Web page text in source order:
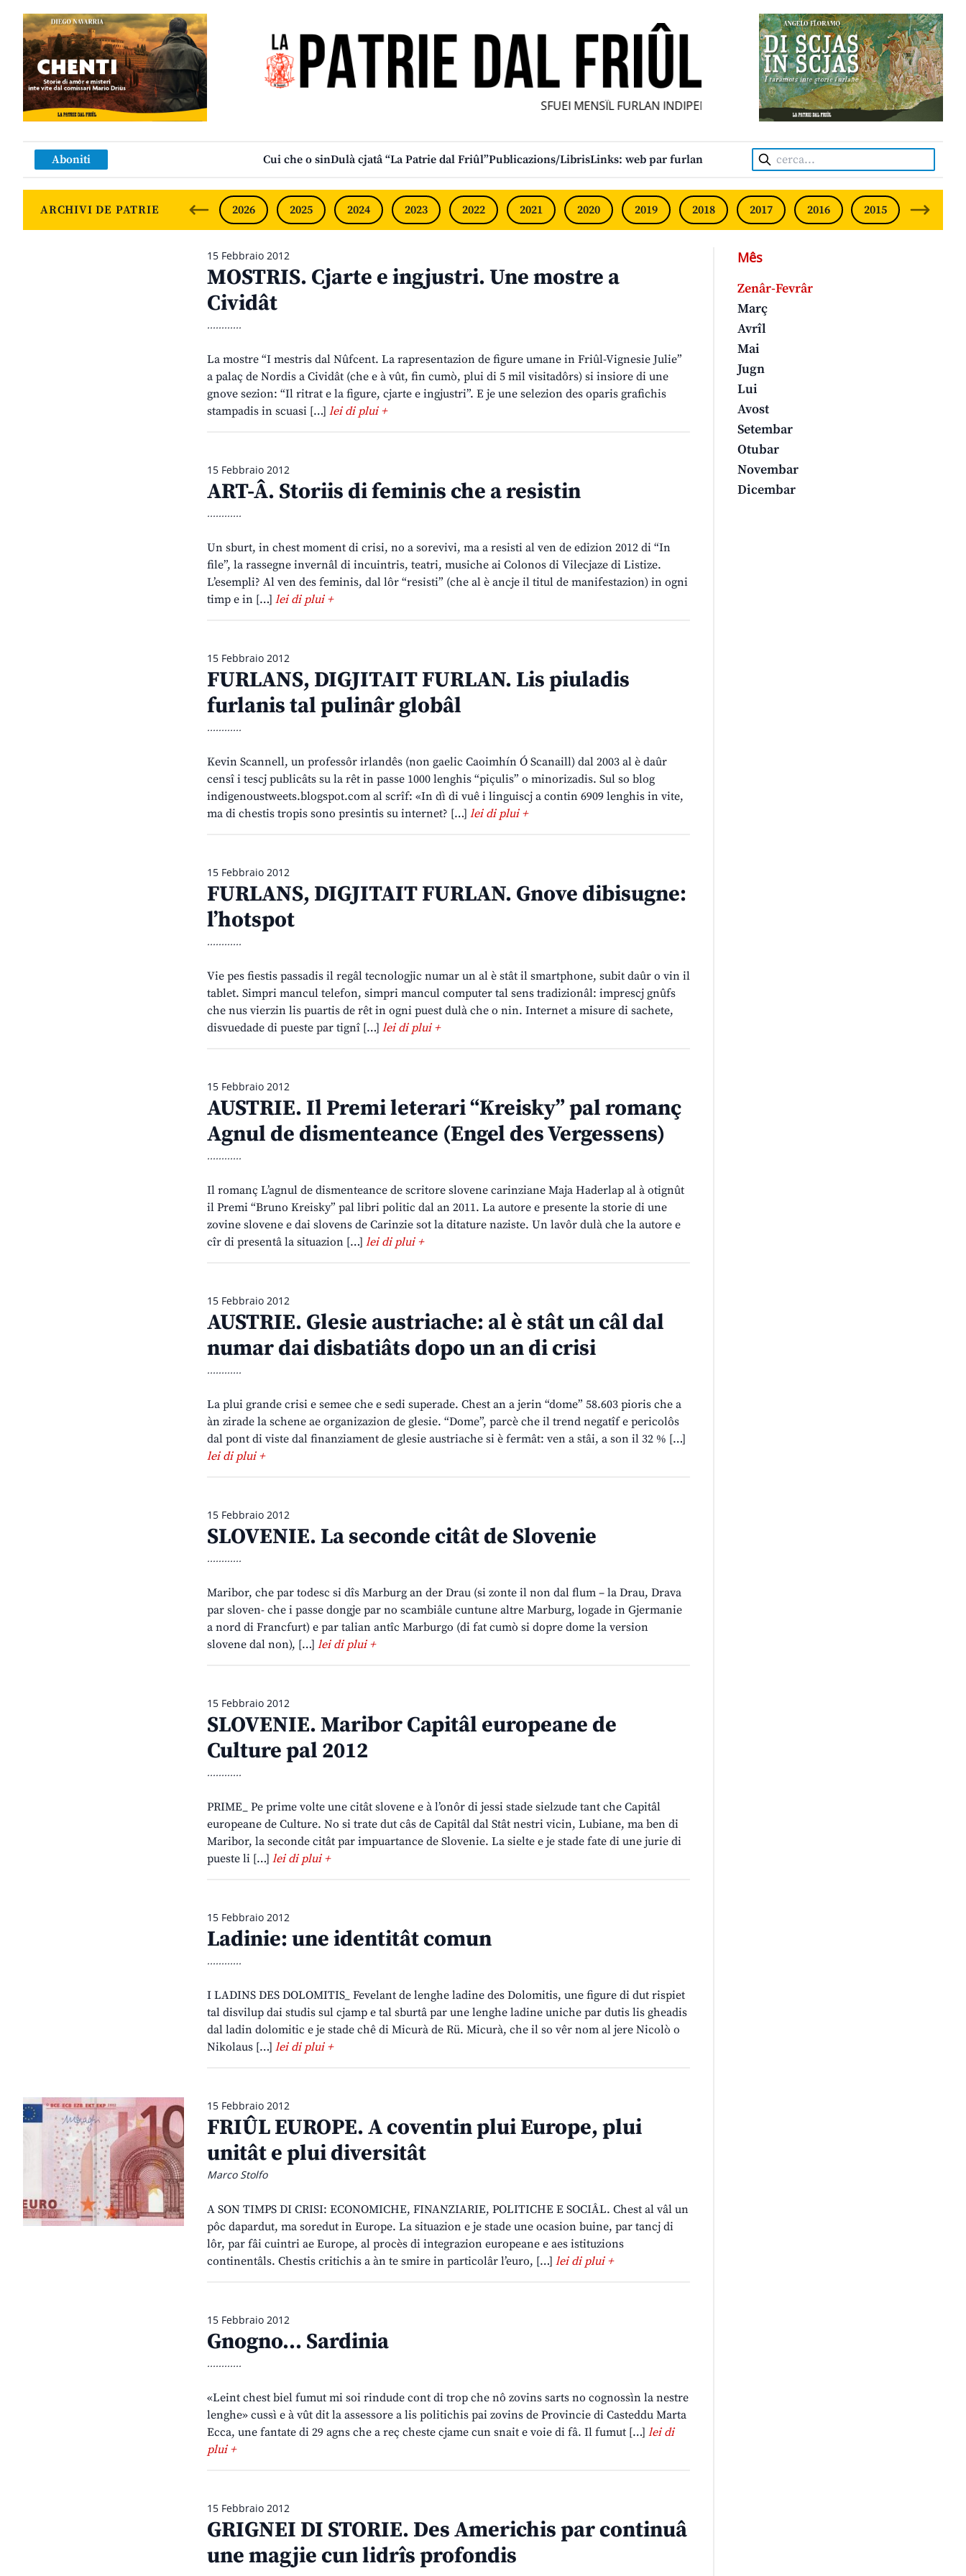
SFUEI MENSÎL FURLAN INDIPENDENT • INDEPENDENT FRIULIAN MONTHLY •
Aboniti Cui che o sinDulà cjatâ “La Patrie dal Friûl”Publicazions/LibrisLinks: web par furlan Cerca:
ARCHIVI DE PATRIE 2026 2025 2024 2023 2022 2021 2020 2019 2018 2017 2016 2015 2014
15 Febbraio 2012
MOSTRIS. Cjarte e ingjustri. Une mostre a
Cividât
............
La mostre “I mestris dal Nûfcent. La rapresentazion de figure umane in Friûl-Vignesie Julie”
a palaç de Nordis a Cividât (che e à vût, fin cumò, plui di 5 mil visitadôrs) si insiore di une
gnove sezion: “Il ritrat e la figure, cjarte e ingjustri”. E je une selezion des oparis grafichis
stampadis in scuasi […] lei di plui +
15 Febbraio 2012
ART-Â. Storiis di feminis che a resistin
............
Un sburt, in chest moment di crisi, no a sorevivi, ma a resisti al ven de edizion 2012 di “In
file”, la rassegne invernâl di incuintris, teatri, musiche ai Colonos di Vilecjaze di Listize.
L’esempli? Al ven des feminis, dal lôr “resisti” (che al è ancje il titul de manifestazion) in ogni
timp e in […] lei di plui +
15 Febbraio 2012
FURLANS, DIGJITAIT FURLAN. Lis piuladis
furlanis tal pulinâr globâl
............
Kevin Scannell, un professôr irlandês (non gaelic Caoimhín Ó Scanaill) dal 2003 al è daûr
censî i tescj publicâts su la rêt in passe 1000 lenghis “piçulis” o minorizadis. Sul so blog
indigenoustweets.blogspot.com al scrîf: «In dì di vuê i linguiscj a contin 6909 lenghis in vite,
ma di chestis tropis sono presintis su internet? […] lei di plui +
15 Febbraio 2012
FURLANS, DIGJITAIT FURLAN. Gnove dibisugne:
l’hotspot
............
Vie pes fiestis passadis il regâl tecnologjic numar un al è stât il smartphone, subit daûr o vin il
tablet. Simpri mancul telefon, simpri mancul computer tal sens tradizionâl: imprescj gnûfs
che nus vierzin lis puartis de rêt in ogni puest dulà che o nin. Internet a misure di sachete,
disvuedade di pueste par tignî […] lei di plui +
15 Febbraio 2012
AUSTRIE. Il Premi leterari “Kreisky” pal romanç
Agnul de dismenteance (Engel des Vergessens)
............
Il romanç L’agnul de dismenteance de scritore slovene carinziane Maja Haderlap al à otignût
il Premi “Bruno Kreisky” pal libri politic dal an 2011. La autore e presente la storie di une
zovine slovene e dai slovens de Carinzie sot la ditature naziste. Un lavôr dulà che la autore e
cîr di presentâ la situazion […] lei di plui +
15 Febbraio 2012
AUSTRIE. Glesie austriache: al è stât un câl dal
numar dai disbatiâts dopo un an di crisi
............
La plui grande crisi e semee che e sedi superade. Chest an a jerin “dome” 58.603 pioris che a
àn zirade la schene ae organizazion de glesie. “Dome”, parcè che il trend negatîf e pericolôs
dal pont di viste dal finanziament de glesie austriache si è fermât: ven a stâi, a son il 32 % […]
lei di plui +
15 Febbraio 2012
SLOVENIE. La seconde citât de Slovenie
............
Maribor, che par todesc si dîs Marburg an der Drau (si zonte il non dal flum – la Drau, Drava
par sloven- che i passe dongje par no scambiâle cuntune altre Marburg, logade in Gjermanie
a nord di Francfurt) e par talian antîc Marburgo (di fat cumò si dopre dome la version
slovene dal non), […] lei di plui +
15 Febbraio 2012
SLOVENIE. Maribor Capitâl europeane de
Culture pal 2012
............
PRIME_ Pe prime volte une citât slovene e à l’onôr di jessi stade sielzude tant che Capitâl
europeane de Culture. No si trate dut câs de Capitâl dal Stât nestri vicin, Lubiane, ma ben di
Maribor, la seconde citât par impuartance de Slovenie. La sielte e je stade fate di une jurie di
pueste li […] lei di plui +
15 Febbraio 2012
Ladinie: une identitât comun
............
I LADINS DES DOLOMITIS_ Fevelant de lenghe ladine des Dolomitis, une figure di dut rispiet
tal disvilup dai studis sul cjamp e tal sburtâ par une lenghe ladine uniche par dutis lis gheadis
dal ladin dolomitic e je stade chê di Micurà de Rü. Micurà, che il so vêr nom al jere Nicolò o
Nikolaus […] lei di plui +
15 Febbraio 2012
FRIÛL EUROPE. A coventin plui Europe, plui
unitât e plui diversitât
Marco Stolfo
A SON TIMPS DI CRISI: ECONOMICHE, FINANZIARIE, POLITICHE E SOCIÂL. Chest al vâl un
pôc dapardut, ma soredut in Europe. La situazion e je stade une ocasion buine, par tancj di
lôr, par fâi cuintri ae Europe, al procès di integrazion europeane e aes istituzions
continentâls. Chestis critichis a àn te smire in particolâr l’euro, […] lei di plui +
15 Febbraio 2012
Gnogno… Sardinia
............
«Leint chest biel fumut mi soi rindude cont di trop che nô zovins sarts no cognossìn la nestre
lenghe» cussì e à vût dit la assessore a lis politichis pai zovins de Provincie di Casteddu Marta
Ecca, une fantate di 29 agns che a reç cheste cjame cun snait e voie di fâ. Il fumut […] lei di
plui +
15 Febbraio 2012
GRIGNEI DI STORIE. Des Americhis par continuâ
une magjie cun lidrîs profondis
Mês
Zenâr-Fevrâr
Març
Avrîl
Mai
Jugn
Lui
Avost
Setembar
Otubar
Novembar
Dicembar